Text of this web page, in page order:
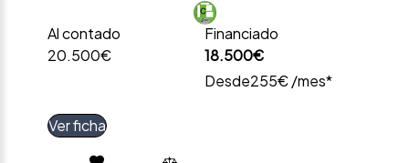
Al contado
20.500€
Financiado
18.500€
Desde255€ /mes*
Ver ficha